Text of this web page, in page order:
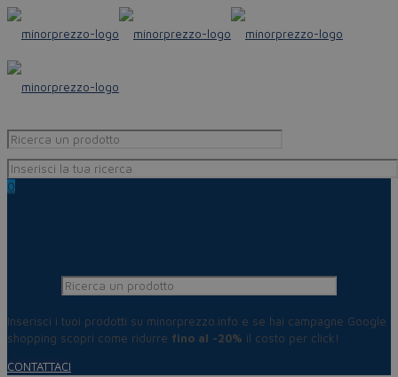
0
Inserisci i tuoi prodotti su minorprezzo.info e se hai campagne Google
shopping scopri come ridurre fino al -20% il costo per click!
CONTATTACI